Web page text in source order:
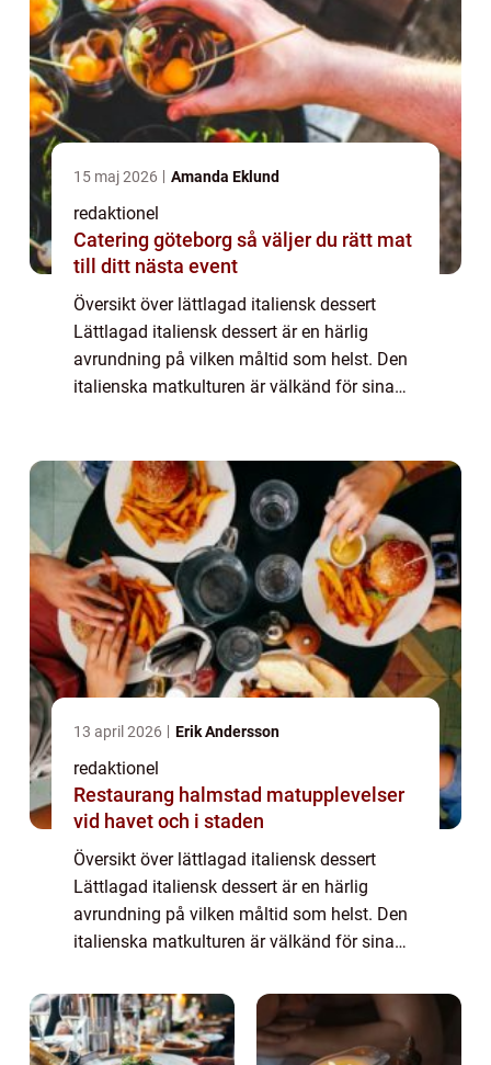
15 maj 2026 Amanda Eklund
redaktionel
Catering göteborg så väljer du rätt mat
till ditt nästa event
Översikt över lättlagad italiensk dessert
Lättlagad italiensk dessert är en härlig
avrundning på vilken måltid som helst. Den
italienska matkulturen är välkänd för sina
desserte...
13 april 2026 Erik Andersson
redaktionel
Restaurang halmstad matupplevelser
vid havet och i staden
Översikt över lättlagad italiensk dessert
Lättlagad italiensk dessert är en härlig
avrundning på vilken måltid som helst. Den
italienska matkulturen är välkänd för sina
variationer är inget undantag. Dessa
desserte...